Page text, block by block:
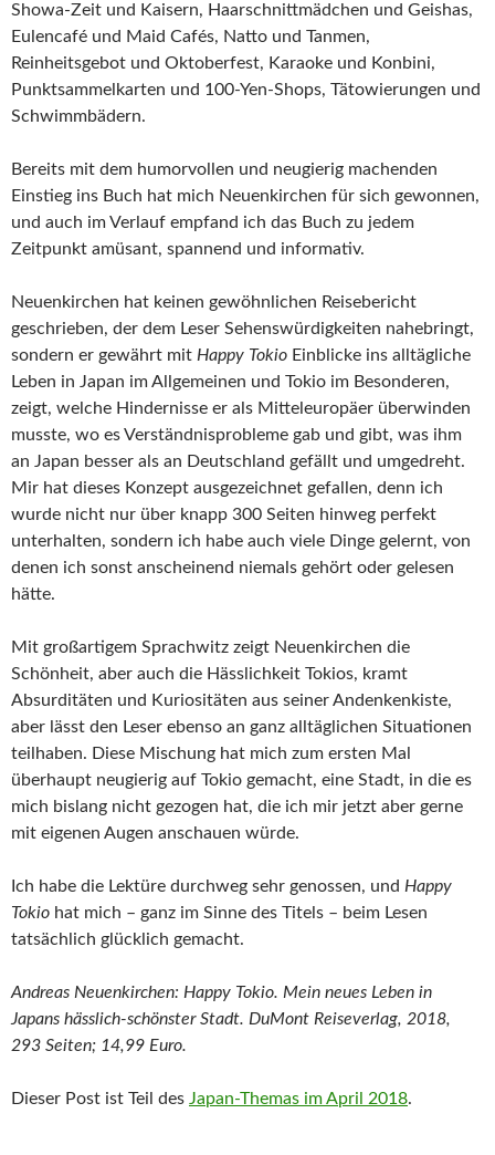
Showa-Zeit und Kaisern, Haarschnittmädchen und Geishas,
Eulencafé und Maid Cafés, Natto und Tanmen,
Reinheitsgebot und Oktoberfest, Karaoke und Konbini,
Punktsammelkarten und 100-Yen-Shops, Tätowierungen und
Schwimmbädern.
Bereits mit dem humorvollen und neugierig machenden
Einstieg ins Buch hat mich Neuenkirchen für sich gewonnen,
und auch im Verlauf empfand ich das Buch zu jedem
Zeitpunkt amüsant, spannend und informativ.
Neuenkirchen hat keinen gewöhnlichen Reisebericht
geschrieben, der dem Leser Sehenswürdigkeiten nahebringt,
sondern er gewährt mit Happy Tokio Einblicke ins alltägliche
Leben in Japan im Allgemeinen und Tokio im Besonderen,
zeigt, welche Hindernisse er als Mitteleuropäer überwinden
musste, wo es Verständnisprobleme gab und gibt, was ihm
an Japan besser als an Deutschland gefällt und umgedreht.
Mir hat dieses Konzept ausgezeichnet gefallen, denn ich
wurde nicht nur über knapp 300 Seiten hinweg perfekt
unterhalten, sondern ich habe auch viele Dinge gelernt, von
denen ich sonst anscheinend niemals gehört oder gelesen
hätte.
Mit großartigem Sprachwitz zeigt Neuenkirchen die
Schönheit, aber auch die Hässlichkeit Tokios, kramt
Absurditäten und Kuriositäten aus seiner Andenkenkiste,
aber lässt den Leser ebenso an ganz alltäglichen Situationen
teilhaben. Diese Mischung hat mich zum ersten Mal
überhaupt neugierig auf Tokio gemacht, eine Stadt, in die es
mich bislang nicht gezogen hat, die ich mir jetzt aber gerne
mit eigenen Augen anschauen würde.
Ich habe die Lektüre durchweg sehr genossen, und Happy
Tokio hat mich – ganz im Sinne des Titels – beim Lesen
tatsächlich glücklich gemacht.
Andreas Neuenkirchen: Happy Tokio. Mein neues Leben in
Japans hässlich-schönster Stadt. DuMont Reiseverlag, 2018,
293 Seiten; 14,99 Euro.
Dieser Post ist Teil des Japan-Themas im April 2018.